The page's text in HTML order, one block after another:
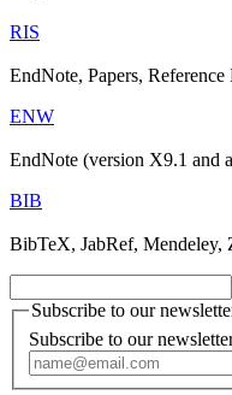
RIS
EndNote, Papers,
ENW
EndNote (version X9.1 and
BIB
BibTeX, JabRef, Mendeley,
Subscribe to our
Subscribe to our